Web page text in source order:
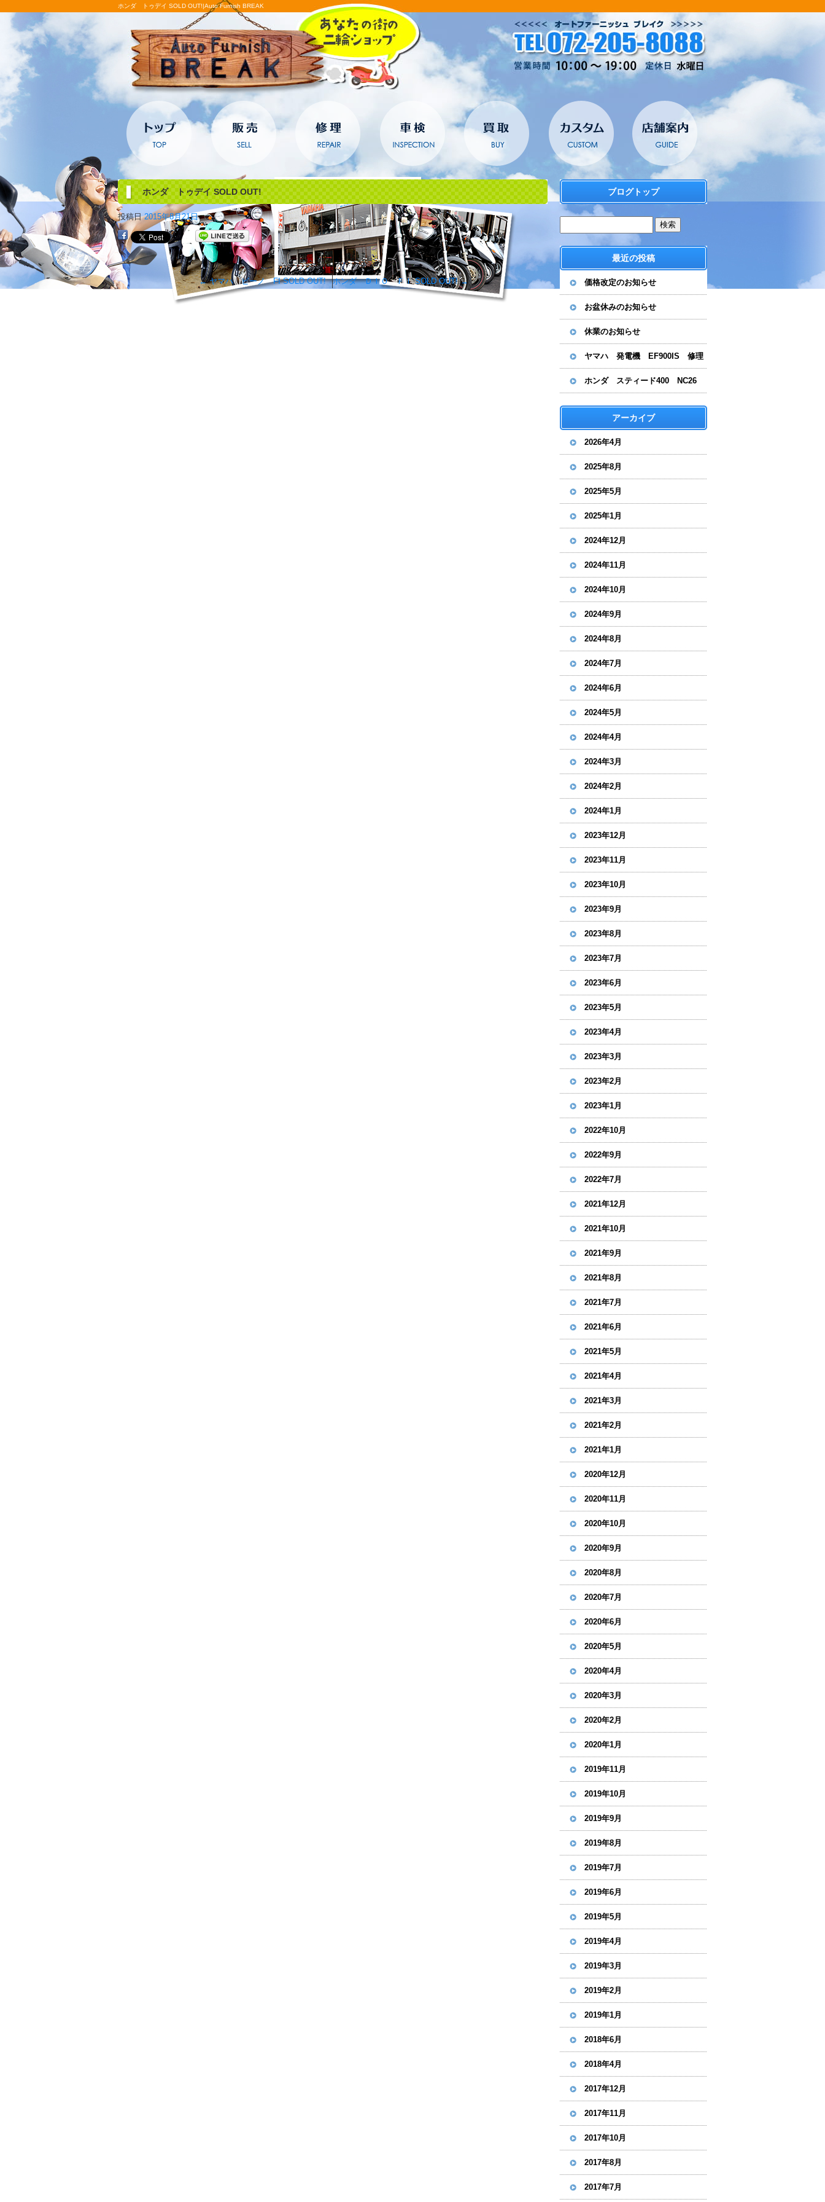
ホンダ トゥデイ SOLD OUT!|Auto Furnish BREAK
ホンダ トゥデイ SOLD OUT!
投稿日 2015年8月21日
←ヤマハ ビーノ FI SOLD OUT! ホンダ ＤＩＯ ＦＩ SOLD OUT!→
ブログトップ
最近の投稿
価格改定のお知らせ
お盆休みのお知らせ
休業のお知らせ
ヤマハ 発電機 EF900IS 修理
ホンダ スティード400 NC26
水漏れ修理
アーカイブ
2026年4月
2025年8月
2025年5月
2025年1月
2024年12月
2024年11月
2024年10月
2024年9月
2024年8月
2024年7月
2024年6月
2024年5月
2024年4月
2024年3月
2024年2月
2024年1月
2023年12月
2023年11月
2023年10月
2023年9月
2023年8月
2023年7月
2023年6月
2023年5月
2023年4月
2023年3月
2023年2月
2023年1月
2022年10月
2022年9月
2022年7月
2021年12月
2021年10月
2021年9月
2021年8月
2021年7月
2021年6月
2021年5月
2021年4月
2021年3月
2021年2月
2021年1月
2020年12月
2020年11月
2020年10月
2020年9月
2020年8月
2020年7月
2020年6月
2020年5月
2020年4月
2020年3月
2020年2月
2020年1月
2019年11月
2019年10月
2019年9月
2019年8月
2019年7月
2019年6月
2019年5月
2019年4月
2019年3月
2019年2月
2019年1月
2018年6月
2018年4月
2017年12月
2017年11月
2017年10月
2017年8月
2017年7月